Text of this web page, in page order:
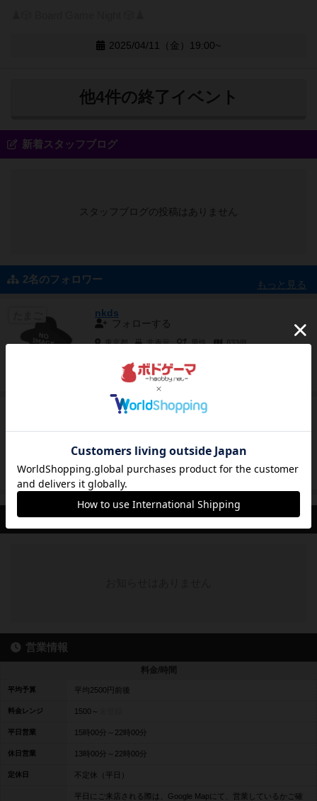
2025/04/11（金）19:00~
他4件の終了イベント
新着スタッフブログ
スタッフブログの投稿はありません
2名のフォロワー もっと見る
nkds
フォローする
東京都 非表示 男性 833個
最新のお知らせ
営業情報
料金/時間
平均予算 平均2500円前後
料金レンジ 1500～
平日営業 15時00分～22時00分
休日営業 13時00分～22時00分
定休日 不定休（平日）
平日にご来店される際は、Google Mapにて、営業しているかご確